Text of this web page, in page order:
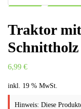
Traktor
Schnittholz
6,99 €
inkl. 19 % MwSt.
Hinweis: Diese